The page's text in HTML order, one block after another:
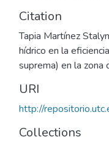
Citation
Tapia Martínez
hídrico en la
suprema) en la zona
URI
http://
Collections